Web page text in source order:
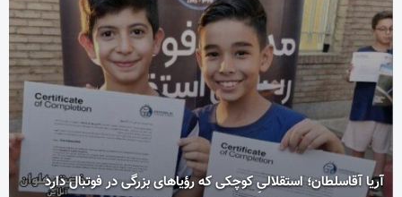
آریا آقاسلطان؛ استقلالیِ کوچکی که رؤیاهای بزرگی در فوتبال دارد